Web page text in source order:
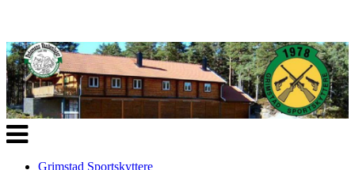
Veksle
navigasjon
Grimstad Sportskyttere